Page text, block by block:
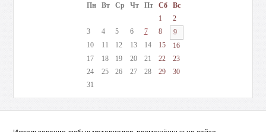
Пн
Вт Ср Чт Пт Сб
Вс
1
2
3
4 5 6 7 8
9
10
11 12 13 14 15
16
17
18 19 20 21 22
23
24
25 26 27 28 29
30
31